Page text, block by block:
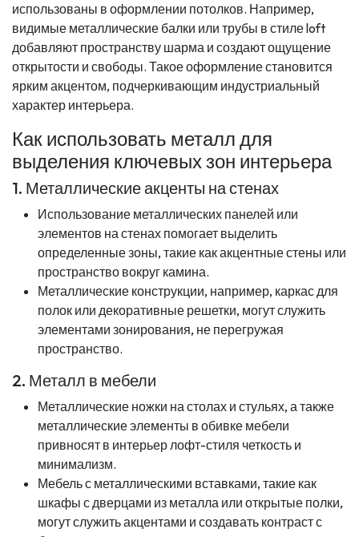
использованы в оформлении потолков. Например,
видимые металлические балки или трубы в стиле loft
добавляют пространству шарма и создают ощущение
открытости и свободы. Такое оформление становится
ярким акцентом, подчеркивающим индустриальный
характер интерьера.
Как использовать металл для
выделения ключевых зон интерьера
1. Металлические акценты на стенах
Использование металлических панелей или
элементов на стенах помогает выделить
определенные зоны, такие как акцентные стены или
пространство вокруг камина.
Металлические конструкции, например, каркас для
полок или декоративные решетки, могут служить
элементами зонирования, не перегружая
пространство.
2. Металл в мебели
Металлические ножки на столах и стульях, а также
металлические элементы в обивке мебели
привносят в интерьер лофт-стиля четкость и
минимализм.
Мебель с металлическими вставками, такие как
шкафы с дверцами из металла или открытые полки,
могут служить акцентами и создавать контраст с